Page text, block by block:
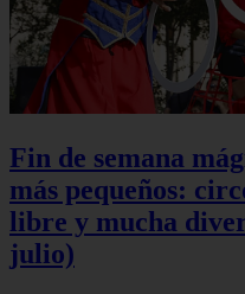
Fin de semana
más pequeños:
libre y mucha
julio)